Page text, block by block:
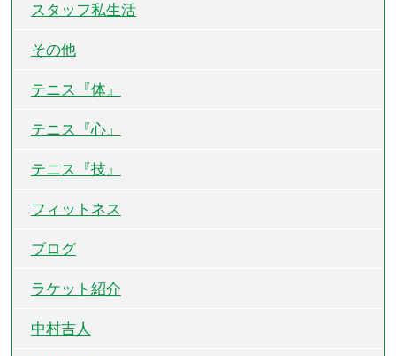
スタッフ私生活
その他
テニス『体』
テニス『心』
テニス『技』
フィットネス
ブログ
ラケット紹介
中村吉人